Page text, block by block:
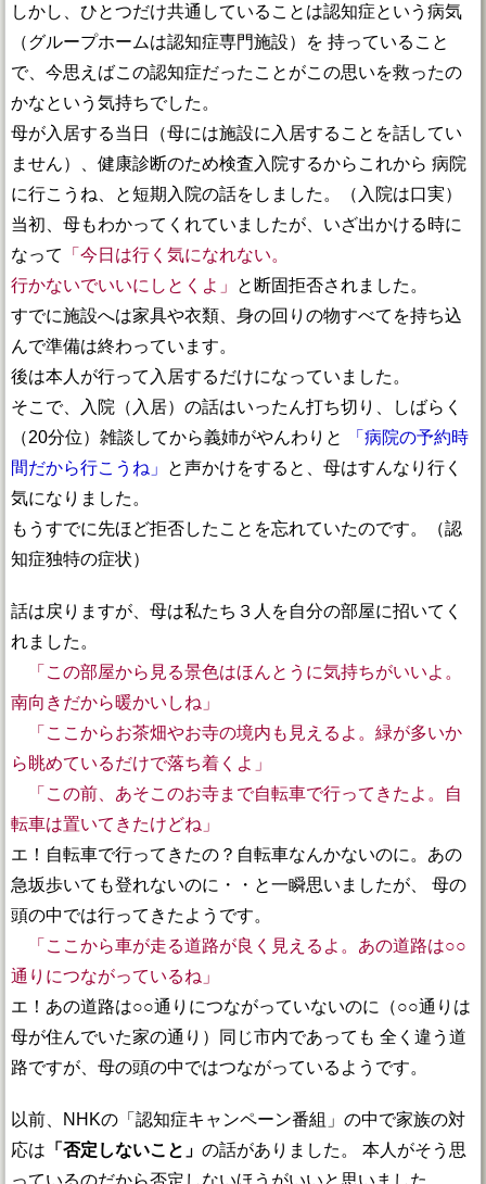
しかし、ひとつだけ共通していることは認知症という病気
（グループホームは認知症専門施設）を 持っていること
で、今思えばこの認知症だったことがこの思いを救ったの
かなという気持ちでした。
母が入居する当日（母には施設に入居することを話してい
ません）、健康診断のため検査入院するからこれから 病院
に行こうね、と短期入院の話をしました。（入院は口実）
当初、母もわかってくれていましたが、いざ出かける時に
なって
「今日は行く気になれない。
行かないでいいにしとくよ」
と断固拒否されました。
すでに施設へは家具や衣類、身の回りの物すべてを持ち込
んで準備は終わっています。
後は本人が行って入居するだけになっていました。
そこで、入院（入居）の話はいったん打ち切り、しばらく
（20分位）雑談してから義姉がやんわりと
「病院の予約時
間だから行こうね」
と声かけをすると、母はすんなり行く
気になりました。
もうすでに先ほど拒否したことを忘れていたのです。（認
知症独特の症状）
話は戻りますが、母は私たち３人を自分の部屋に招いてく
れました。
「この部屋から見る景色はほんとうに気持ちがいいよ。
南向きだから暖かいしね」
「ここからお茶畑やお寺の境内も見えるよ。緑が多いか
ら眺めているだけで落ち着くよ」
「この前、あそこのお寺まで自転車で行ってきたよ。自
転車は置いてきたけどね」
エ！自転車で行ってきたの？自転車なんかないのに。あの
急坂歩いても登れないのに・・と一瞬思いましたが、 母の
頭の中では行ってきたようです。
「ここから車が走る道路が良く見えるよ。あの道路は○○
通りにつながっているね」
エ！あの道路は○○通りにつながっていないのに（○○通りは
母が住んでいた家の通り）同じ市内であっても 全く違う道
路ですが、母の頭の中ではつながっているようです。
以前、NHKの「認知症キャンペーン番組」の中で家族の対
応は 「否定しないこと」 の話がありました。 本人がそう思
っているのだから否定しないほうがいいと思いました。